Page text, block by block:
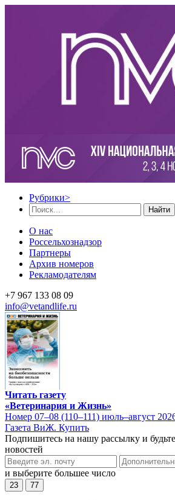
Рубрики>
Найти
О нас
Россельхознадзор
Партнеры
Архив номеров
Рекламодателям
+7 967 133 08 09
info@vetandlife.ru
Читать газету
«Ветеринария и Жизнь»
Номер 07–08 (110–111) июль–август
Газета ВиЖ. Купить
Подпишитесь на нашу рассылку и
новостей
и выберите большее число
23 77